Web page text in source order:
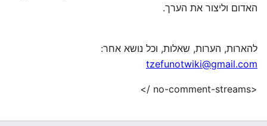
האדום וליצור את הערך.
להארות, הערות, שאלות, וכל נושא אחר:
tzefunotwiki@gmail.com
<no-comment-streams />